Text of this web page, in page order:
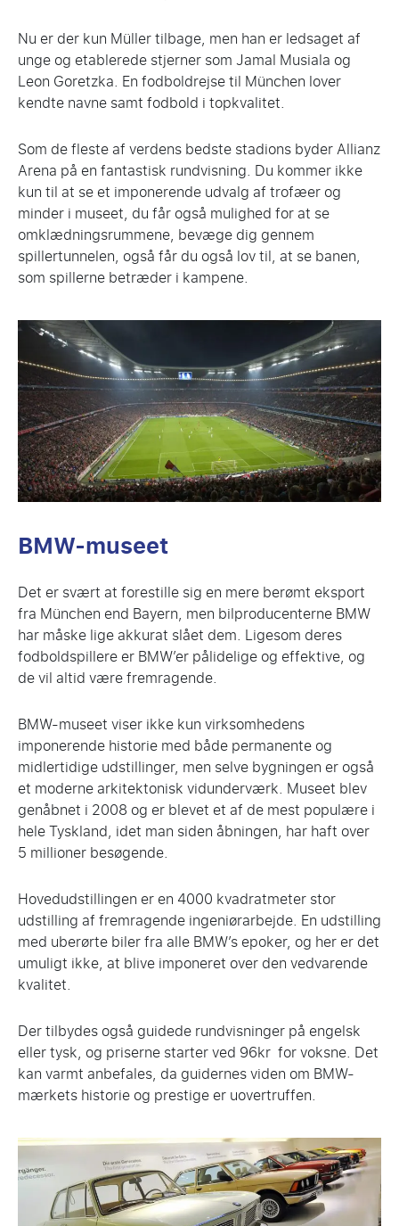
Nu er der kun Müller tilbage, men han er ledsaget af
unge og etablerede stjerner som Jamal Musiala og
Leon Goretzka. En fodboldrejse til München lover
kendte navne samt fodbold i topkvalitet.
Som de fleste af verdens bedste stadions byder Allianz
Arena på en fantastisk rundvisning. Du kommer ikke
kun til at se et imponerende udvalg af trofæer og
minder i museet, du får også mulighed for at se
omklædningsrummene, bevæge dig gennem
spillertunnelen, også får du også lov til, at se banen,
som spillerne betræder i kampene.
BMW-museet
Det er svært at forestille sig en mere berømt eksport
fra München end Bayern, men bilproducenterne BMW
har måske lige akkurat slået dem. Ligesom deres
fodboldspillere er BMW’er pålidelige og effektive, og
de vil altid være fremragende.
BMW-museet viser ikke kun virksomhedens
imponerende historie med både permanente og
midlertidige udstillinger, men selve bygningen er også
et moderne arkitektonisk vidunderværk. Museet blev
genåbnet i 2008 og er blevet et af de mest populære i
hele Tyskland, idet man siden åbningen, har haft over
5 millioner besøgende.
Hovedudstillingen er en 4000 kvadratmeter stor
udstilling af fremragende ingeniørarbejde. En udstilling
med uberørte biler fra alle BMW’s epoker, og her er det
umuligt ikke, at blive imponeret over den vedvarende
kvalitet.
Der tilbydes også guidede rundvisninger på engelsk
eller tysk, og priserne starter ved 96kr for voksne. Det
kan varmt anbefales, da guidernes viden om BMW-
mærkets historie og prestige er uovertruffen.